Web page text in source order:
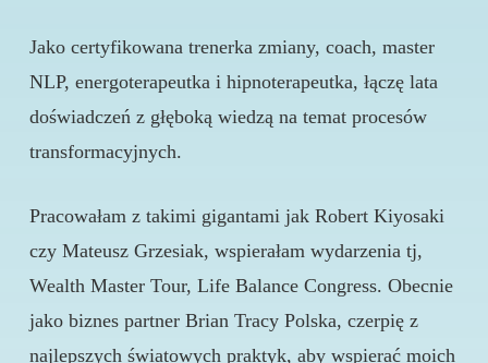
Jako certyfikowana trenerka zmiany, coach, master
NLP, energoterapeutka i hipnoterapeutka, łączę lata
doświadczeń z głęboką wiedzą na temat procesów
transformacyjnych.
Pracowałam z takimi gigantami jak Robert Kiyosaki
czy Mateusz Grzesiak, wspierałam wydarzenia tj,
Wealth Master Tour, Life Balance Congress. Obecnie
jako biznes partner Brian Tracy Polska, czerpię z
najlepszych światowych praktyk, aby wspierać moich